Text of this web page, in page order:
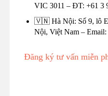
VIC 3011 – ĐT: +61 3
🇻🇳 Hà Nội: Số 9, lô
Nội, Việt Nam –
Đăng ký tư vấn miễn